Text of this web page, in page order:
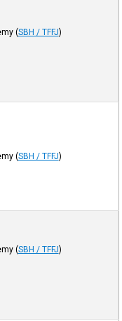
(SBH / TFFJ)
(SBH / TFFJ)
(SBH / TFFJ)